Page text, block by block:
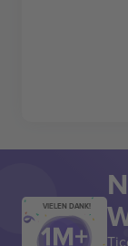
VIELEN DANK!